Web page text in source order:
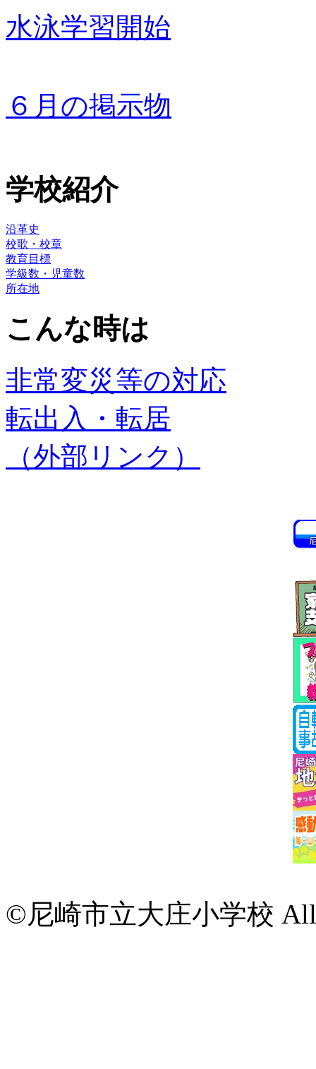
水泳学習開始
６月の掲示物
学校紹介
沿革史
校歌・校章
教育目標
学級数・児童数
所在地
こんな時は
非常変災等の対応
転出入・転居
（外部リンク）
©尼崎市立大庄小学校 All